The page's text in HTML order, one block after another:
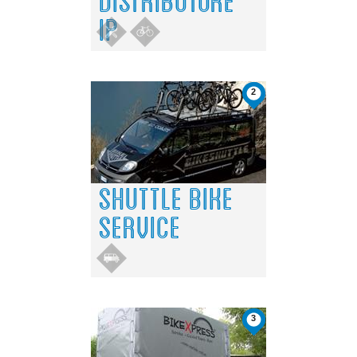
IP
2
SHUTTLE BIKE
SERVICE
3